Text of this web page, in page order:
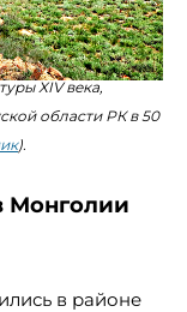
XIV века,
области РК в 50
).
Монголии
в районе